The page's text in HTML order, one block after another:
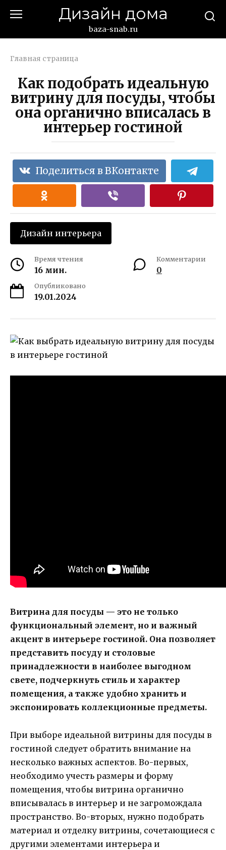
Дизайн дома
baza-snab.ru
Главная страница
Как подобрать идеальную
витрину для посуды, чтобы
она органично вписалась в
интерьер гостиной
Поделиться в ВКонтакте
Дизайн интерьера
Время чтения
16 мин.
Комментарии
0
Опубликовано
19.01.2024
Витрина для посуды — это не только
функциональный элемент, но и важный
акцент в интерьере гостиной. Она позволяет
представить посуду и столовые
принадлежности в наиболее выгодном
свете, подчеркнуть стиль и характер
помещения, а также удобно хранить и
экспонировать коллекционные предметы.
При выборе идеальной витрины для посуды в
гостиной следует обратить внимание на
несколько важных аспектов. Во-первых,
необходимо учесть размеры и форму
помещения, чтобы витрина органично
вписывалась в интерьер и не загромождала
пространство. Во-вторых, нужно подобрать
материал и отделку витрины, сочетающиеся с
другими элементами интерьера и